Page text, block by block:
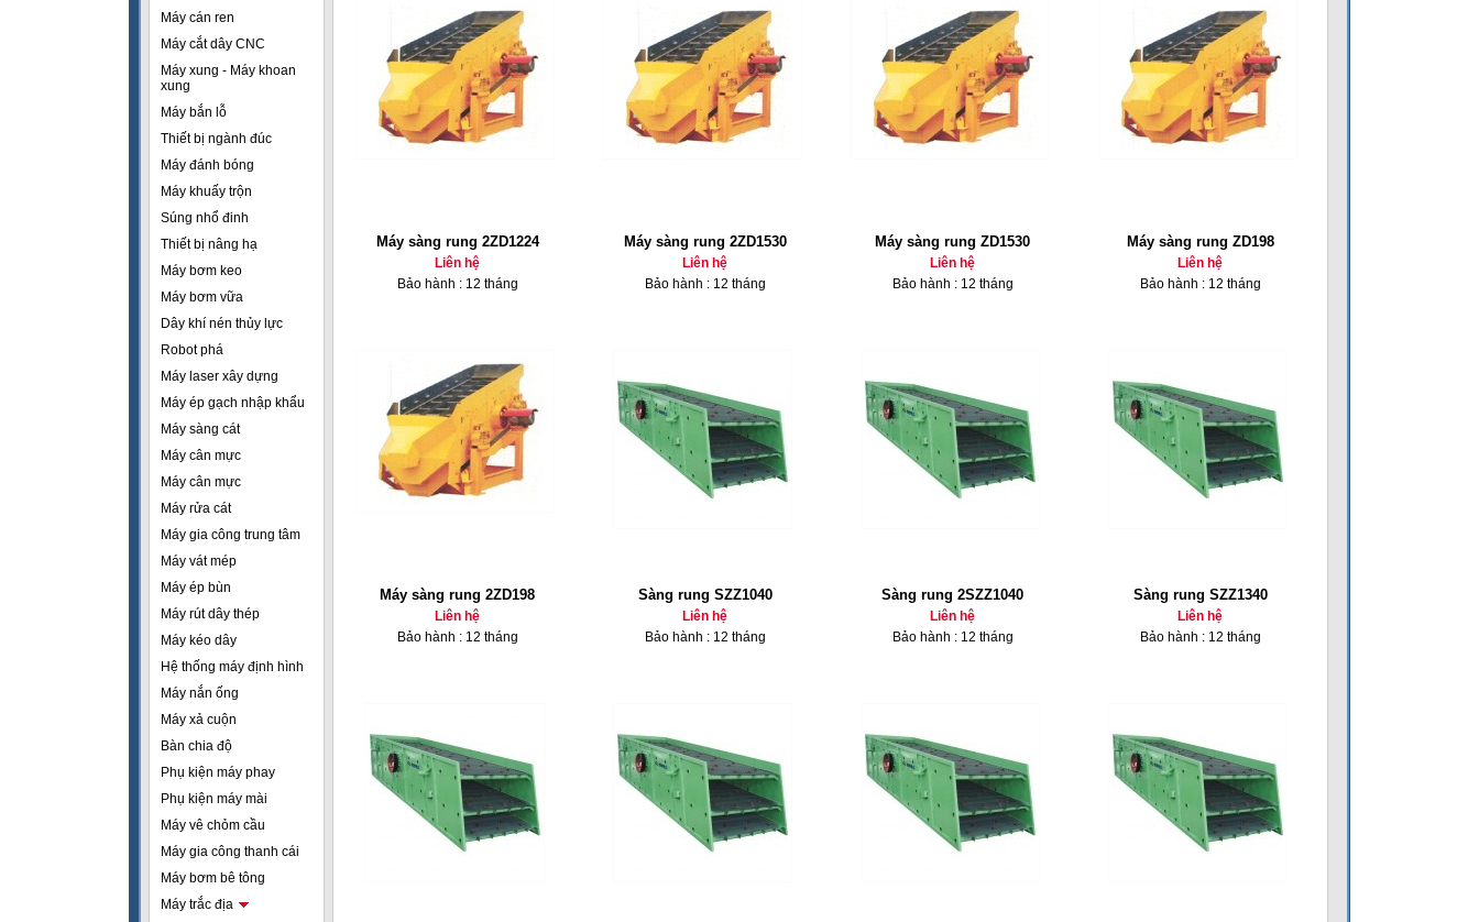
Máy cán ren
Máy cắt dây CNC
Máy xung - Máy khoan
xung
Máy bắn lỗ
Thiết bị ngành đúc
Máy đánh bóng
Máy khuấy trộn
Súng nhổ đinh
Thiết bị nâng hạ
Máy bơm keo
Máy bơm vữa
Dây khí nén thủy lực
Robot phá
Máy laser xây dựng
Máy ép gạch nhập khẩu
Máy sàng cát
Máy cân mực
Máy cân mực
Máy rửa cát
Máy gia công trung tâm
Máy vát mép
Máy ép bùn
Máy rút dây thép
Máy kéo dây
Hệ thống máy định hình
Máy nắn ống
Máy xả cuộn
Bàn chia độ
Phụ kiện máy phay
Phụ kiện máy mài
Máy vê chỏm cầu
Máy gia công thanh cái
Máy bơm bê tông
Máy trắc địa
Máy sàng rung 2ZD1224
Liên hệ
Bảo hành : 12 tháng
Máy sàng rung 2ZD1530
Liên hệ
Bảo hành : 12 tháng
Máy sàng rung ZD1530
Liên hệ
Bảo hành : 12 tháng
Máy sàng rung ZD198
Liên hệ
Bảo hành : 12 tháng
Máy sàng rung 2ZD198
Liên hệ
Bảo hành : 12 tháng
Sàng rung SZZ1040
Liên hệ
Bảo hành : 12 tháng
Sàng rung 2SZZ1040
Liên hệ
Bảo hành : 12 tháng
Sàng rung SZZ1340
Liên hệ
Bảo hành : 12 tháng